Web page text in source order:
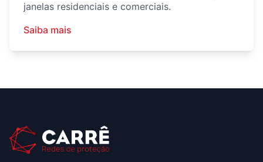
janelas residenciais e comerciais.
Saiba mais